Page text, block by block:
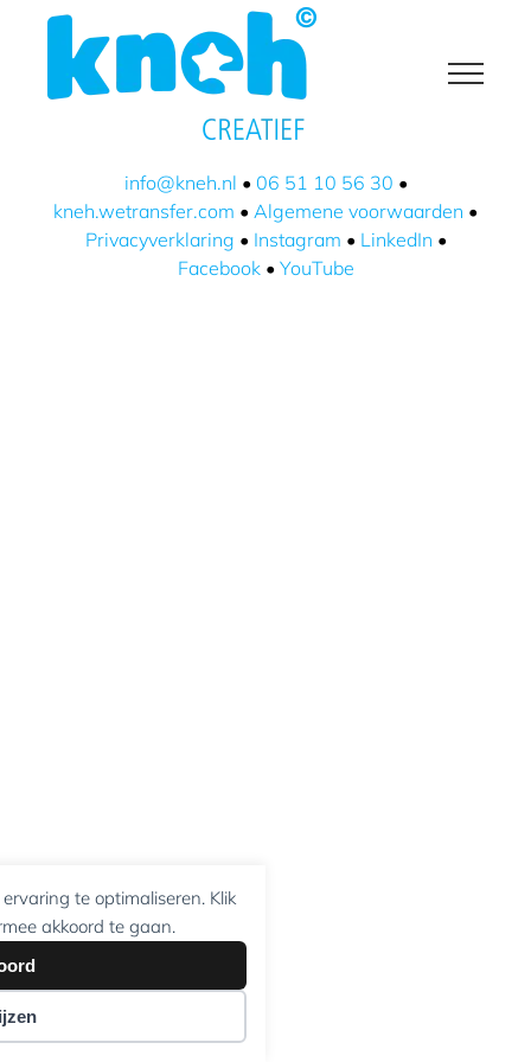
te optimaliseren. Klik
akkoord te gaan.
info@kneh.nl • 06 51 10 56 30 •
kneh.wetransfer.com • Algemene voorwaarden •
Privacyverklaring • Instagram • LinkedIn •
Facebook• YouTube